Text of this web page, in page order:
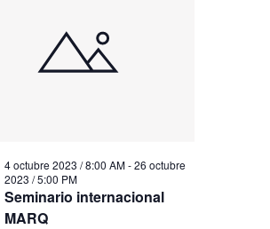
Seminario internacional
MARQ
4 octubre 2023 / 8:00 AM-26 octubre
2023 / 5:00 PM